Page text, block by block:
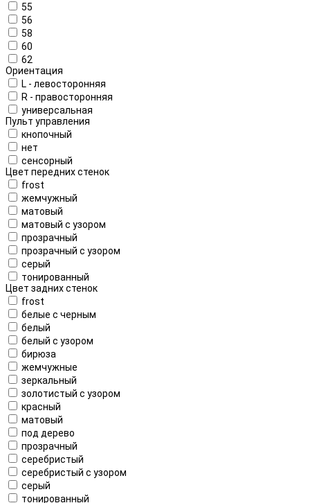
55
56
58
60
62
Ориентация
L - левосторонняя
R - правосторонняя
универсальная
Пульт управления
кнопочный
нет
сенсорный
Цвет передних стенок
frost
жемчужный
матовый
матовый с узором
прозрачный
прозрачный с узором
серый
тонированный
Цвет задних стенок
frost
белые с черным
белый
белый с узором
бирюза
жемчужные
зеркальный
золотистый с узором
красный
матовый
под дерево
прозрачный
серебристый
серебристый с узором
серый
тонированный